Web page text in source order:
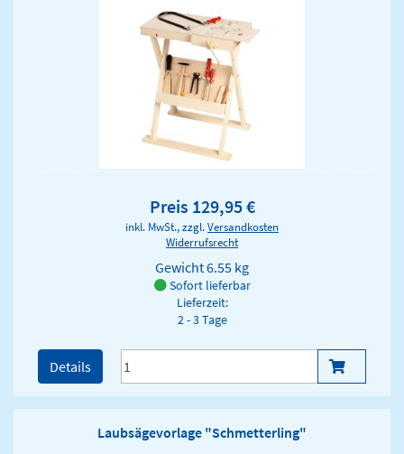
Preis 129,95 €
inkl. MwSt., zzgl.Versandkosten
Widerrufsrecht
Gewicht6.55 kg
Sofort lieferbar
Lieferzeit:
2 - 3 Tage
Details
Laubsägevorlage "Schmetterling"